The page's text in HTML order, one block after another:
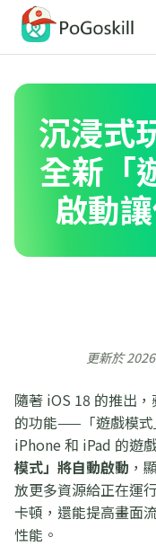
沉浸式
全新「
啟動
更新於
隨著 iOS 18 的推出
的功能——「遊戲模式
iPhone 和 iPad 的遊
模式」將自動啟動 ，
放更多資源給正在運
卡頓，還能提高畫面
性能。